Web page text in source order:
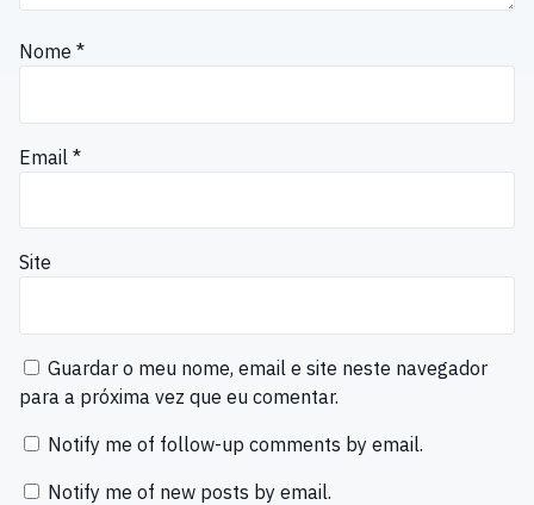
Nome *
Email *
Site
Guardar o meu nome, email e site neste navegador
para a próxima vez que eu comentar.
Notify me of follow-up comments by email.
Notify me of new posts by email.